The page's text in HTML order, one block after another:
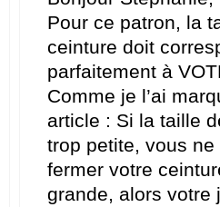
Pour ce patron, la
ceinture doit
parfaitement à
Comme je l’ai
article : Si la taille
trop petite, vous ne
fermer votre
grande, alors votre